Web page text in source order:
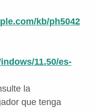
kb/ph5042
11.50/es-
la
que tenga